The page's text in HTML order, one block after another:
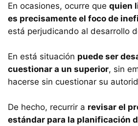
En ocasiones, ocurre que quien
es precisamente el foco de
está perjudicando al desarrollo
En está situación puede ser
cuestionar a un superior, sin
hacerse sin cuestionar su
De hecho, recurrir a revisar el
estándar para la planificación